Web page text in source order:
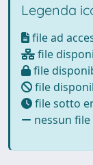
Legenda
file ad
file
file
file
file sotto
nessun